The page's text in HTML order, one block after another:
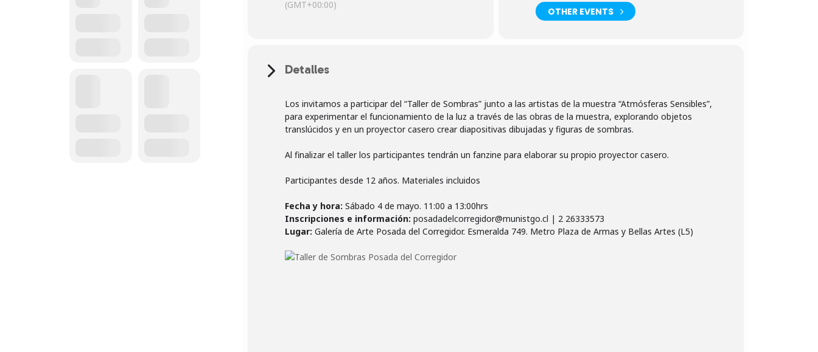
(GMT+00:00)
OTHER EVENTS
Detalles
Los invitamos a participar del “Taller de Sombras” junto a las artistas de la muestra “Atmósferas Sensibles”,
para experimentar el funcionamiento de la luz a través de las obras de la muestra, explorando objetos
translúcidos y en un proyector casero crear diapositivas dibujadas y figuras de sombras.
Al finalizar el taller los participantes tendrán un fanzine para elaborar su propio proyector casero.
Participantes desde 12 años. Materiales incluidos
Fecha y hora:
Inscripciones e información:
Lugar: Galería de Arte Posada del Corregidor. Esmeralda 749. Metro Plaza de Armas y Bellas Artes (L5)